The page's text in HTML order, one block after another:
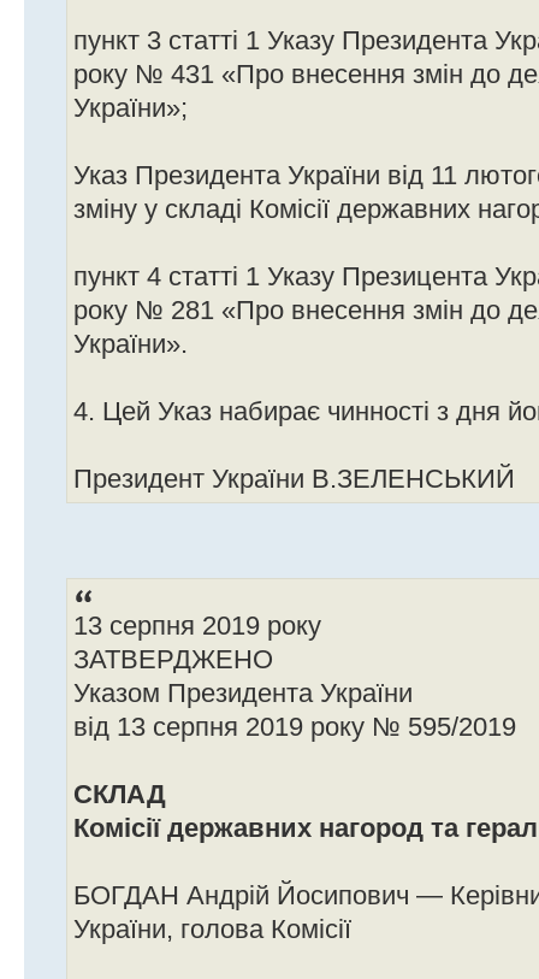
пункт 3 статті 1 Указу Президента
року № 431 «Про внесення змін до
України»;
Указ Президента України від 11
зміну у складі Комісії державних
пункт 4 статті 1 Указу Презицента
року № 281 «Про внесення змін до
України».
4. Цей Указ набирає чинності з дня
Президент України В.ЗЕЛЕНСЬКИЙ
13 серпня 2019 року
ЗАТВЕРДЖЕНО
Указом Президента України
від 13 серпня 2019 року № 595/2019
СКЛАД
Комісії державних нагород та
БОГДАН Андрій Йосипович —
України, голова Комісії